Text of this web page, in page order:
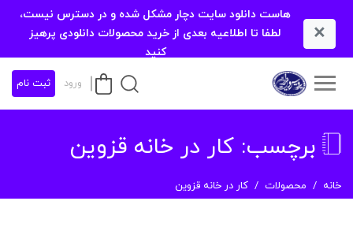
×
هاست دانلود سایت دچار مشکل شده و در دسترس نیست،
لطفا تا اطلاعیه بعدی از خرید محصولات دانلودی پرهیز
کنید
ورود ثبت نام
برچسب: کار در خانه قزوین
خانه محصولات کار در خانه قزوین